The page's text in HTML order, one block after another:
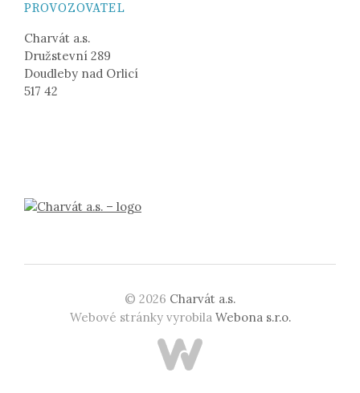
PROVOZOVATEL
Charvát a.s.
Družstevní 289
Doudleby nad Orlicí
517 42
© 2026 Charvát a.s.
Webové stránky vyrobila Webona s.r.o.